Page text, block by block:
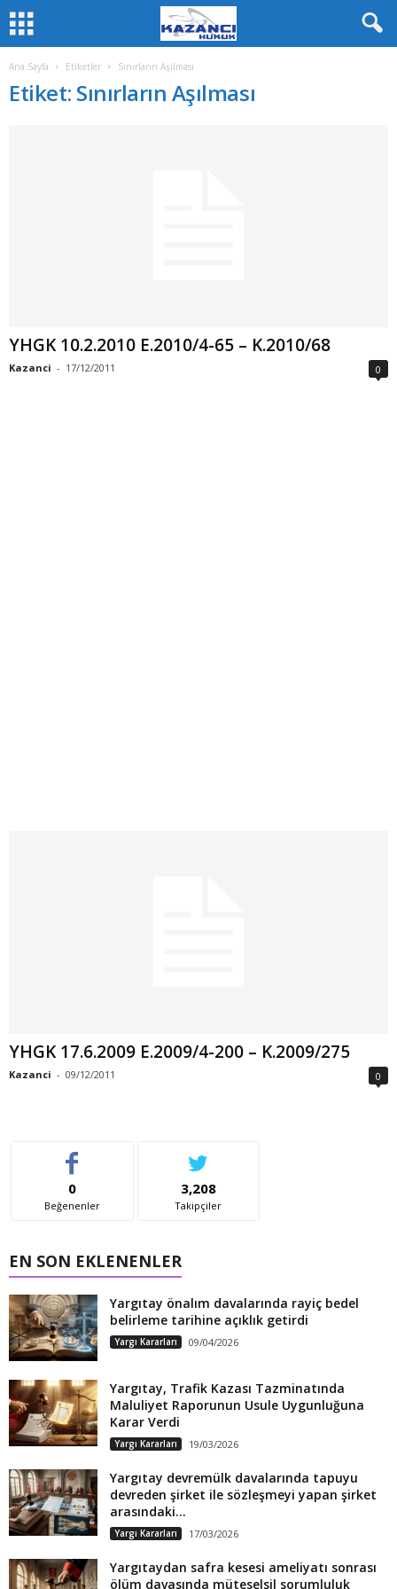
Ana Sayfa Etiketler Sınırların Aşılması
Etiket: Sınırların Aşılması
YHGK 10.2.2010 E.2010/4-65 – K.2010/68
Kazanci - 17/12/2011 0
YHGK 17.6.2009 E.2009/4-200 – K.2009/275
Kazanci - 09/12/2011 0
0
Beğenenler
3,208
Takipçiler
EN SON EKLENENLER
Yargıtay önalım davalarında rayiç bedel
belirleme tarihine açıklık getirdi
Yargı Kararları 09/04/2026
Yargıtay, Trafik Kazası Tazminatında
Maluliyet Raporunun Usule Uygunluğuna
Karar Verdi
Yargı Kararları 19/03/2026
Yargıtay devremülk davalarında tapuyu
devreden şirket ile sözleşmeyi yapan şirket
arasındaki...
Yargı Kararları 17/03/2026
Yargıtaydan safra kesesi ameliyatı sonrası
ölüm davasında müteselsil sorumluluk